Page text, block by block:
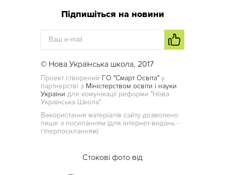
Підпишіться на новини
© Нова Українська школа, 2017
Проект створений ГО "Смарт Освіта" у
партнерстві з Міністерством освіти і науки
України для комунікації реформи "Нова
Українська Школа"
Використання матеріалів сайту дозволено
лише з посиланням (для інтернет-видань -
гіперпосиланням)
Стокові фото від